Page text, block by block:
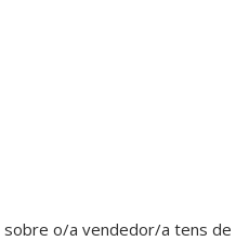
sobre o/a vendedor/a tens de